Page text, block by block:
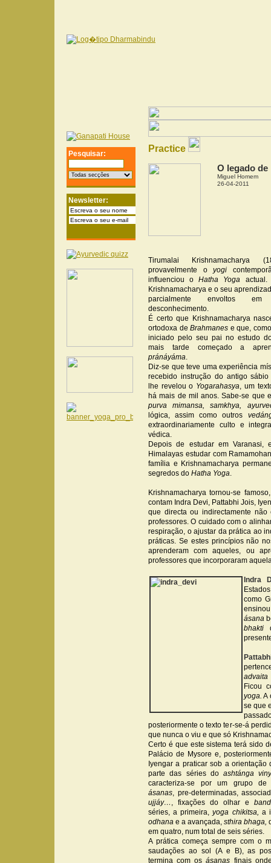
Pesquisar:
Newsletter:
Practice
O legado
Miguel Homem
26-04-2011
Tirumalai Krishnamacharya
provavelmente oyogi
influenciou oHatha Yoga
Krishnamacharya e o seu
parcialmente envoltos
desconhecimento.
É certo que Krishnamacharya
ortodoxa de Brahmanes e que,
iniciado pelo seu pai no estudo
mais tarde começado a
pránáyáma.
Diz-se que teve uma experiência
recebido instrução do antigo
lhe revelou o Yogarahasya, um
há mais de mil anos. Sabe-se que
purva mimansa, samkhya,
lógica, assim como outros
extraordinariamente culto e
védica.
Depois de estudar em
Himalayas estudar com
família e Krishnamacharya
segredos do Hatha Yoga.
Krishnamacharya tornou-se
contam Indra Devi, Pattabhi Jois,
que directa ou indirectamente
professores. O cuidado com o
respiração, o ajustar da prática ao
práticas. Se estes princípios não
aprenderam com aqueles, ou
professores que incorporaram
Indra
como
ásana
bhakti
advaita
Ficou
yoga. A
se que
posteriormente o texto ter-se-á
que nunca o viu e que só
Certo é que este sistema terá sido
Palácio de Mysore e,
Iyengar a praticar sob a
parte das séries do ashtánga
caracteriza-se por um grupo de
ásanas, pre-determinadas,
ujjáy… , fixações do olhar e
séries, a primeira,yoga chikitsa, a
odhana e a avançada, sthira bhaga,
em quatro, num total de seis séries.
A prática começa sempre com o
saudações ao sol (A e B), as
termina com osásanas finais